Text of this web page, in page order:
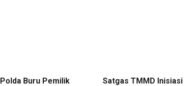
Polda Buru Pemilik
Satgas TMMD Inisiasi